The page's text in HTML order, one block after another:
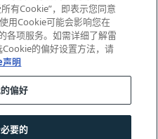
权所有。
能|
有Cookie”，即表示您同意
用Cookie可能会影响您在
各项服务。如需详细了解雷
的偏好设置方法，请
明
偏好
要的